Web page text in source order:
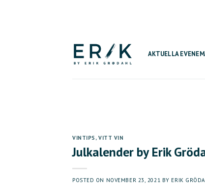
AKTUELLA
VINTIPS ,VITT VIN
Julkalender by Erik
POSTED ON NOVEMBER 23, 2021 BY ERIK